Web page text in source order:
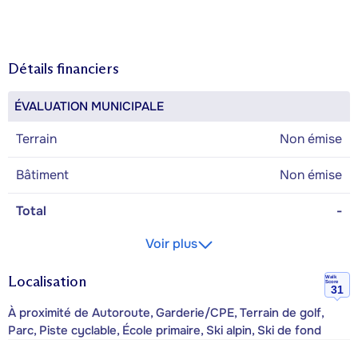
Détails financiers
ÉVALUATION MUNICIPALE
Terrain Non émise
Bâtiment Non émise
Total
-
Voir plus
Localisation
Walk
Score
31
À proximité de Autoroute, Garderie/CPE, Terrain de golf,
Parc, Piste cyclable, École primaire, Ski alpin, Ski de fond